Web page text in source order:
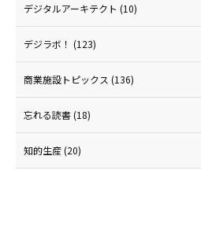
デジタルアーキテクト (10)
デジラボ！ (123)
商業施設トピックス (136)
忘れる読書(18)
知的生産(20)